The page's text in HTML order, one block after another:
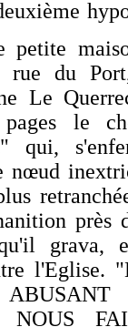
rue du
Le
le
qui,
nœud
près
grava,
l'Eglise.
NOUS